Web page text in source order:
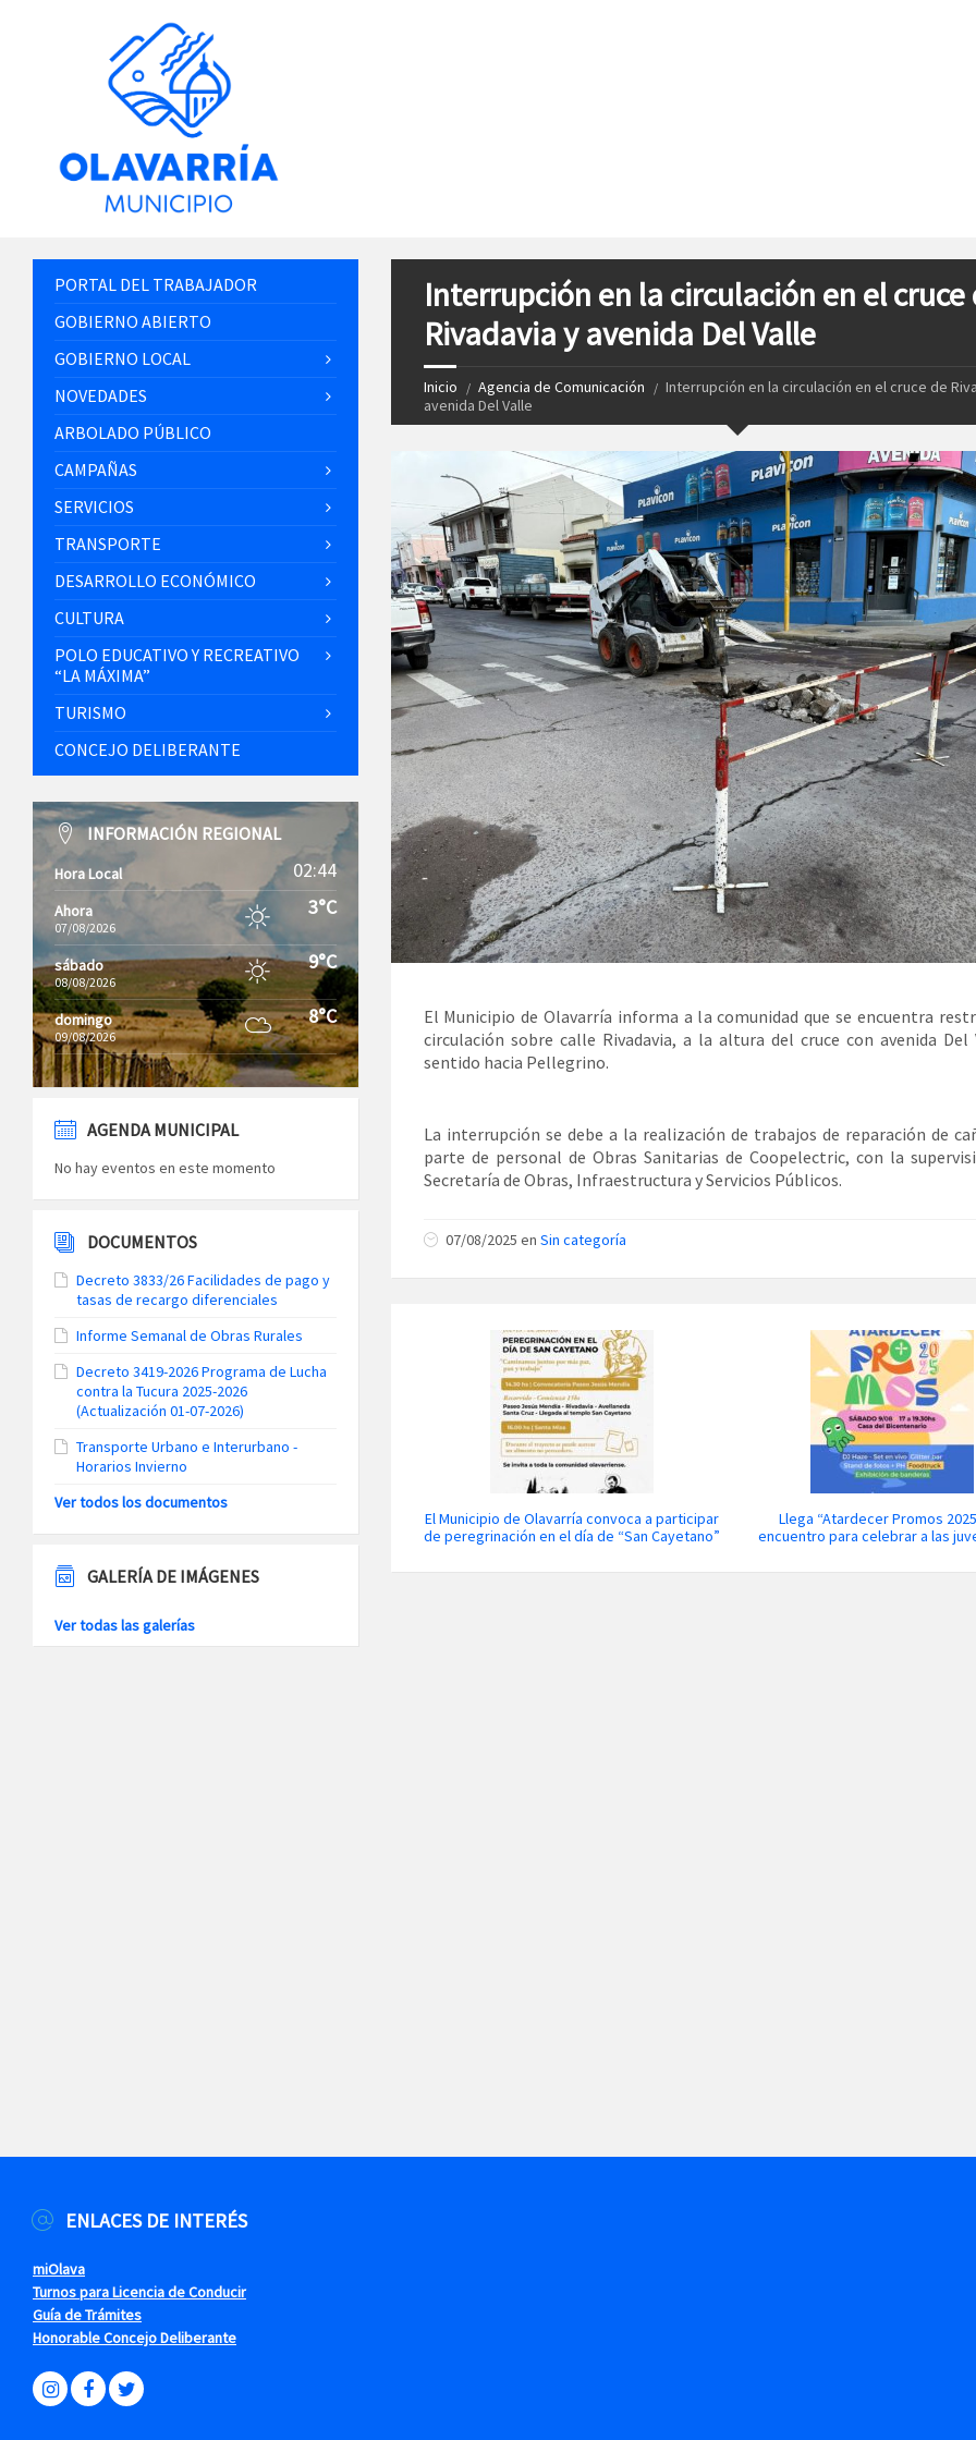
Interrupción en la circulación en el cruce
Rivadavia y avenida Del Valle
Inicio Agencia de Comunicación
Interrupción en la circulación en el cruce de
avenida Del Valle
El Municipio de Olavarría informa a la comunidad que se encuentra
circulación sobre calle Rivadavia, a la altura del cruce con avenida Del
sentido hacia Pellegrino.
La interrupción se debe a la realización de trabajos de reparación de
parte de personal de Obras Sanitarias de Coopelectric, con la
Secretaría de Obras, Infraestructura y Servicios Públicos.
07/08/2025 en Sin categoría
El Municipio de Olavarría convoca a participar
de peregrinación en el día de “San Cayetano”
Llega “Atardecer Promos
encuentro para celebrar a las
PORTAL DEL TRABAJADOR
GOBIERNO ABIERTO
GOBIERNO LOCAL
NOVEDADES
ARBOLADO PÚBLICO
CAMPAÑAS
SERVICIOS
TRANSPORTE
DESARROLLO ECONÓMICO
CULTURA
POLO EDUCATIVO Y RECREATIVO
“LA MÁXIMA”
TURISMO
CONCEJO DELIBERANTE
INFORMACIÓN REGIONAL
Hora Local 02:44
Ahora
07/08/2026
3°C
sábado
08/08/2026
9°C
domingo
09/08/2026
8°C
AGENDA MUNICIPAL
No hay eventos en este momento
DOCUMENTOS
Decreto 3833/26 Facilidades de pago y
tasas de recargo diferenciales
Informe Semanal de Obras Rurales
Decreto 3419-2026 Programa de Lucha
contra la Tucura 2025-2026
(Actualización 01-07-2026)
Transporte Urbano e Interurbano -
Horarios Invierno
Ver todos los documentos
GALERÍA DE IMÁGENES
Ver todas las galerías
ENLACES DE INTERÉS
miOlava
Turnos para Licencia de Conducir
Guía de Trámites
Honorable Concejo Deliberante